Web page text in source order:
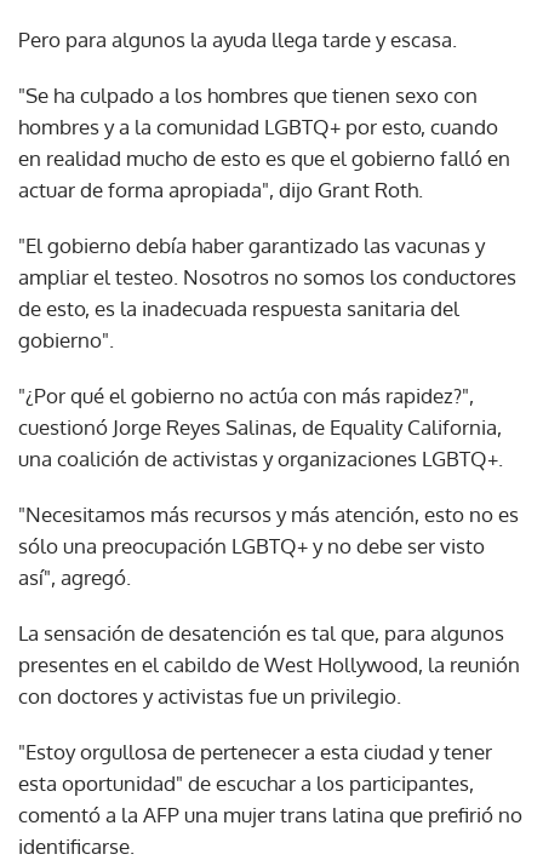
Pero para algunos la ayuda llega tarde y escasa.
"Se ha culpado a los hombres que tienen sexo con
hombres y a la comunidad LGBTQ+ por esto, cuando
en realidad mucho de esto es que el gobierno falló en
actuar de forma apropiada", dijo Grant Roth.
"El gobierno debía haber garantizado las vacunas y
ampliar el testeo. Nosotros no somos los conductores
de esto, es la inadecuada respuesta sanitaria del
gobierno".
"¿Por qué el gobierno no actúa con más rapidez?",
cuestionó Jorge Reyes Salinas, de Equality California,
una coalición de activistas y organizaciones LGBTQ+.
"Necesitamos más recursos y más atención, esto no es
sólo una preocupación LGBTQ+ y no debe ser visto
así", agregó.
La sensación de desatención es tal que, para algunos
presentes en el cabildo de West Hollywood, la reunión
con doctores y activistas fue un privilegio.
"Estoy orgullosa de pertenecer a esta ciudad y tener
esta oportunidad" de escuchar a los participantes,
comentó a la AFP una mujer trans latina que prefirió no
identificarse.